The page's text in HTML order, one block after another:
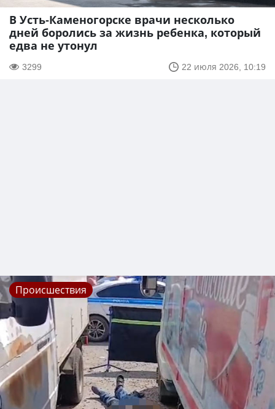
В Усть-Каменогорске врачи несколько
дней боролись за жизнь ребенка, который
едва не утонул
3299 22 июля 2026, 10:19
Происшествия